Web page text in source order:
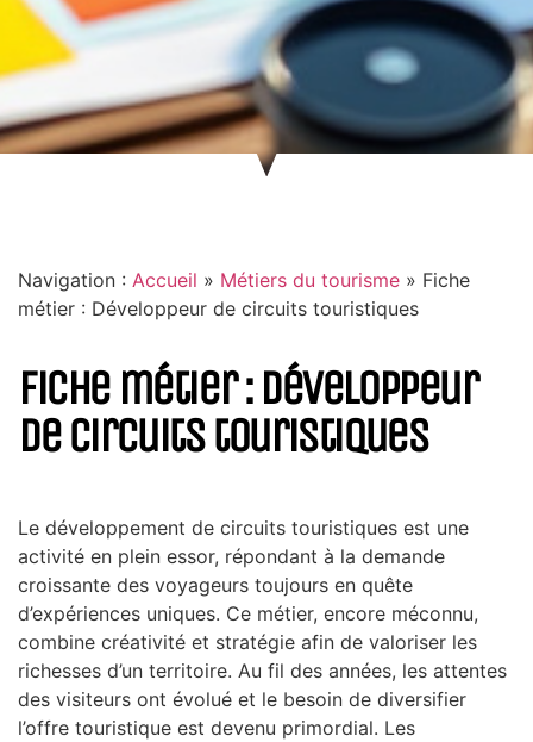
Navigation : Accueil » Métiers du tourisme » Fiche
métier : Développeur de circuits touristiques
Fiche métier : Développeur
de circuits touristiques
Le développement de circuits touristiques est une
activité en plein essor, répondant à la demande
croissante des voyageurs toujours en quête
d’expériences uniques. Ce métier, encore méconnu,
combine créativité et stratégie afin de valoriser les
richesses d’un territoire. Au fil des années, les attentes
des visiteurs ont évolué et le besoin de diversifier
l’offre touristique est devenu primordial. Les